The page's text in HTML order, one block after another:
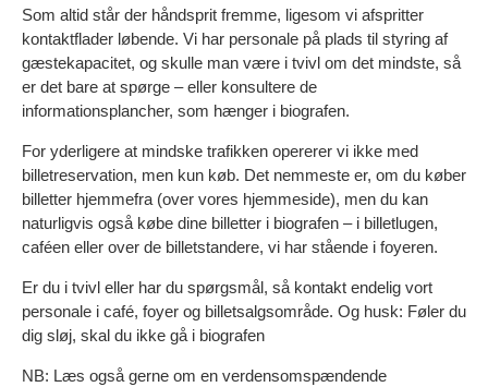
Som altid står der håndsprit fremme, ligesom vi afspritter
kontaktflader løbende. Vi har personale på plads til styring af
gæstekapacitet, og skulle man være i tvivl om det mindste, så
er det bare at spørge – eller konsultere de
informationsplancher, som hænger i biografen.
For yderligere at mindske trafikken opererer vi ikke med
billetreservation, men kun køb. Det nemmeste er, om du køber
billetter hjemmefra (over vores hjemmeside), men du kan
naturligvis også købe dine billetter i biografen – i billetlugen,
caféen eller over de billetstandere, vi har stående i foyeren.
Er du i tvivl eller har du spørgsmål, så kontakt endelig vort
personale i café, foyer og billetsalgsområde. Og husk: Føler du
dig sløj, skal du ikke gå i biografen
NB: Læs også gerne om en verdensomspændende